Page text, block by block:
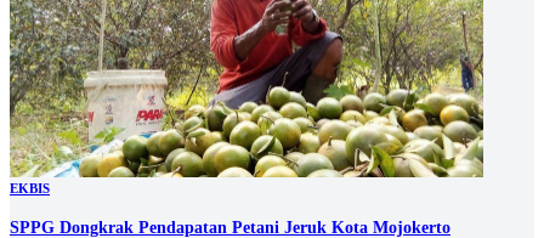
EKBIS
SPPG Dongkrak Pendapatan Petani Jeruk Kota Mojokerto